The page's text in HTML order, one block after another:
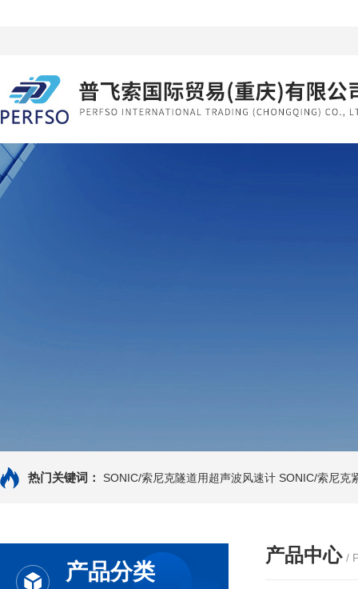
热门关键词： SONIC/索尼克隧道用超声波风速计 SONIC/索尼克
产品分类
产品中心 /